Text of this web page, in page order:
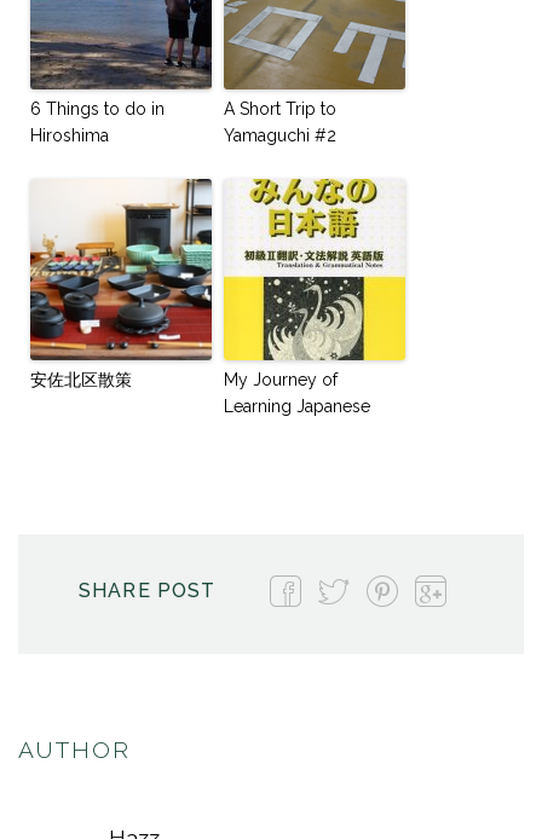
6 Things to do in
Hiroshima
A Short Trip to
Yamaguchi #2
安佐北区散策
My Journey of
Learning Japanese
SHARE POST
AUTHOR